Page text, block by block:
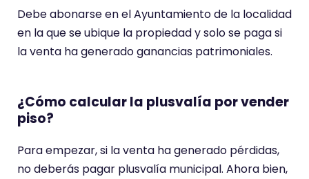
Debe abonarse en el Ayuntamiento de la localidad
en la que se ubique la propiedad y solo se paga si
la venta ha generado ganancias patrimoniales.
¿Cómo calcular la plusvalía por vender
piso?
Para empezar, si la venta ha generado pérdidas,
no deberás pagar plusvalía municipal. Ahora bien,